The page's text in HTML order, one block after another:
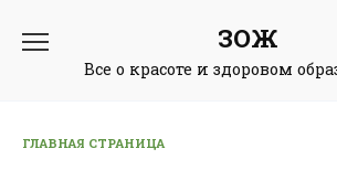
содержанию
ЗОЖ
Все о красоте и здоровом
ГЛАВНАЯ СТРАНИЦА